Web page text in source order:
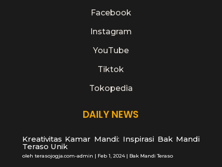
Facebook
Instagram
YouTube
Tiktok
Tokopedia
DAILY NEWS
Kreativitas Kamar Mandi: Inspirasi Bak Mandi
Teraso Unik
oleh terasojogja.com-admin | Feb 1, 2024| Bak Mandi Teraso